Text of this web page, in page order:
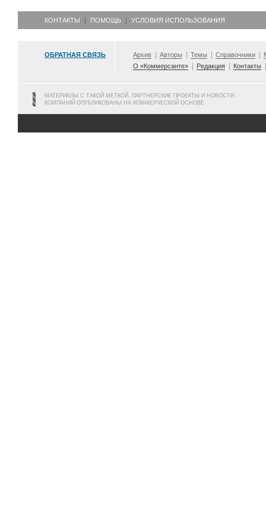
КОНТАКТЫ ПОМОЩЬ УСЛОВИЯ ИСПОЛЬЗОВАНИЯ
ОБРАТНАЯ СВЯЗЬ Архив Авторы Темы Справочники
О «Коммерсанте»
Редакция Контакты
МАТЕРИАЛЫ С ТАКОЙ МЕТКОЙ, ПАРТНЕРСКИЕ ПРОЕКТЫ И НОВОСТИ
КОМПАНИЙ ОПУБЛИКОВАНЫ НА КОММЕРЧЕСКОЙ ОСНОВЕ